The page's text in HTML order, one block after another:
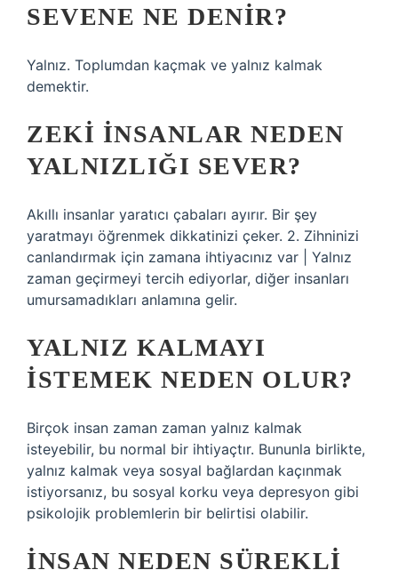
SEVENE NE DENIR?
Yalnız. Toplumdan kaçmak ve yalnız kalmak
demektir.
ZEKI INSANLAR NEDEN
YALNIZLIĞI SEVER?
Akıllı insanlar yaratıcı çabaları ayırır. Bir şey
yaratmayı öğrenmek dikkatinizi çeker. 2. Zihninizi
canlandırmak için zamana ihtiyacınız var | Yalnız
zaman geçirmeyi tercih ediyorlar, diğer insanları
umursamadıkları anlamına gelir.
YALNIZ KALMAYI
ISTEMEK NEDEN OLUR?
Birçok insan zaman zaman yalnız kalmak
isteyebilir, bu normal bir ihtiyaçtır. Bununla birlikte,
yalnız kalmak veya sosyal bağlardan kaçınmak
istiyorsanız, bu sosyal korku veya depresyon gibi
psikolojik problemlerin bir belirtisi olabilir.
İNSAN NEDEN SÜREKLI